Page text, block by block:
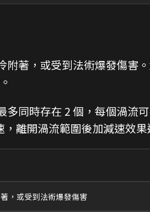
附著，或受到法術爆發傷害
同時存在 2 個，每個渦流
離開渦流範圍後加減速效果
，或受到法術爆發傷害